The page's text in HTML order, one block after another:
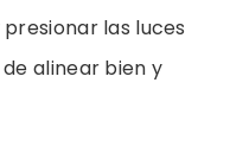
las luces
alinear bien y